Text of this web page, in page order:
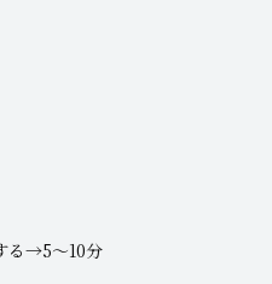
る→5～10分